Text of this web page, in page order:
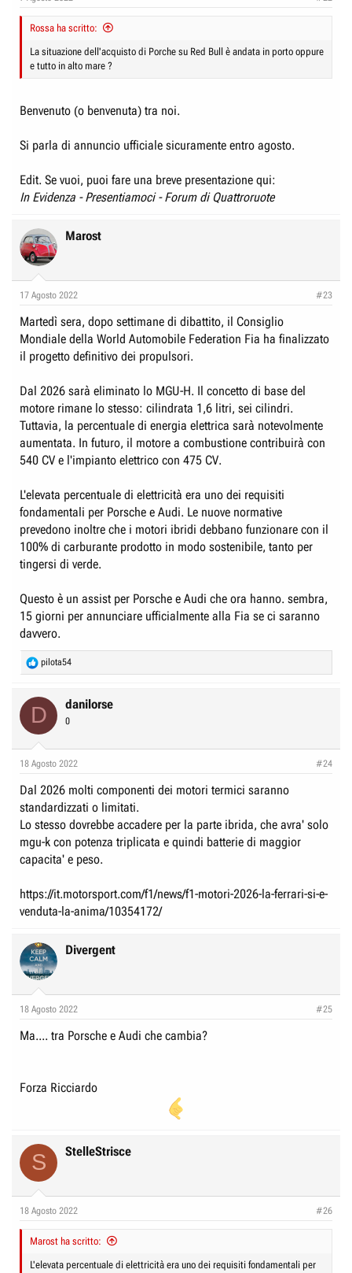
Rossa ha scritto:
La situazione dell'acquisto di Porche su Red Bull è andata in porto oppure
e tutto in alto mare ?
Benvenuto (o benvenuta) tra noi.
Si parla di annuncio ufficiale sicuramente entro agosto.
Edit. Se vuoi, puoi fare una breve presentazione qui:
In Evidenza - Presentiamoci - Forum di Quattroruote
Marost
17 Agosto 2022 #23
Martedì sera, dopo settimane di dibattito, il Consiglio
Mondiale della World Automobile Federation Fia ha finalizzato
il progetto definitivo dei propulsori.
Dal 2026 sarà eliminato lo MGU-H. Il concetto di base del
motore rimane lo stesso: cilindrata 1,6 litri, sei cilindri.
Tuttavia, la percentuale di energia elettrica sarà notevolmente
aumentata. In futuro, il motore a combustione contribuirà con
540 CV e l'impianto elettrico con 475 CV.
L'elevata percentuale di elettricità era uno dei requisiti
fondamentali per Porsche e Audi. Le nuove normative
prevedono inoltre che i motori ibridi debbano funzionare con il
100% di carburante prodotto in modo sostenibile, tanto per
tingersi di verde.
Questo è un assist per Porsche e Audi che ora hanno. sembra,
15 giorni per annunciare ufficialmente alla Fia se ci saranno
davvero.
R
e
c
s
pilota54
D danilorse
0
18 Agosto 2022 #24
Dal 2026 molti componenti dei motori termici saranno
standardizzati o limitati.
Lo stesso dovrebbe accadere per la parte ibrida, che avra' solo
mgu-k con potenza triplicata e quindi batterie di maggior
capacita' e peso.
https://it.motorsport.com/f1/news/f1-motori-2026-la-ferrari-si-e-
venduta-la-anima/10354172/
Divergent
18 Agosto 2022 #25
Ma.... tra Porsche e Audi che cambia?
Forza Ricciardo
S StelleStrisce
18 Agosto 2022 #26
Marost ha scritto:
L'elevata percentuale di elettricità era uno dei requisiti fondamentali per